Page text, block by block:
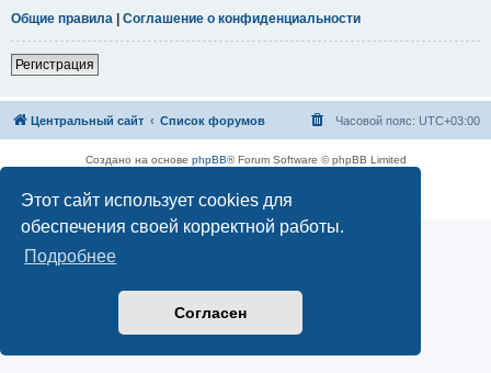
Этот сайт использует cookies для
обеспечения своей корректной работы.
Подробнее
Согласен
Общие правила | Соглашение о конфиденциальности
Регистрация
Центральный сайт Список форумов Часовой пояс: UTC+03:00
Создано на основе phpBB® Forum Software © phpBB Limited
Конфиденциальность|Правила